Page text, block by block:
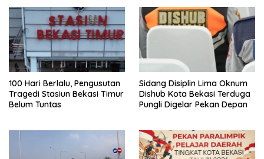
100 Hari Berlalu, Pengusutan
Tragedi Stasiun Bekasi Timur
Belum Tuntas
Sidang Disiplin Lima Oknum
Dishub Kota Bekasi Terduga
Pungli Digelar Pekan Depan